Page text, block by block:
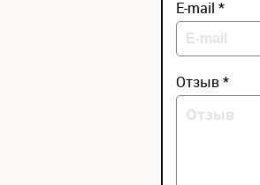
E-mail *
Отзыв *